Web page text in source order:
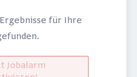
für Ihre
Jobalarm